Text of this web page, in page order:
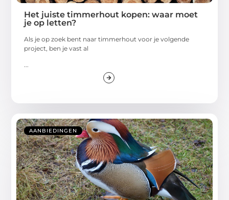
Het juiste timmerhout kopen: waar moet
je op letten?
Als je op zoek bent naar timmerhout voor je volgende
project, ben je vast al
...
AANBIEDINGEN